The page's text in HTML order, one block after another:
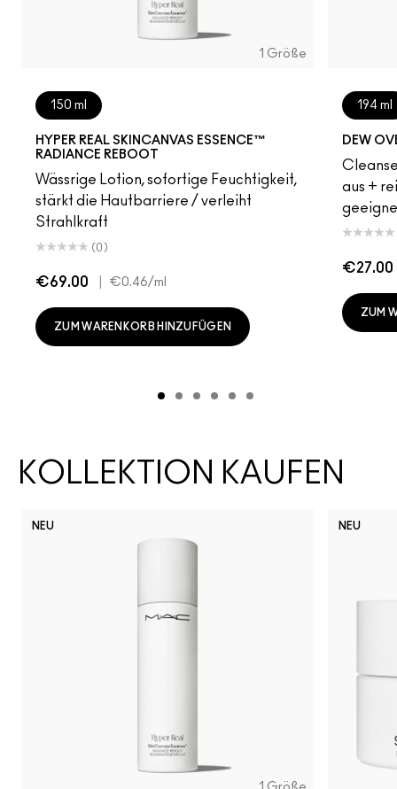
1 Größe
150 ml
HYPER REAL SKINCANVAS ESSENCE™
RADIANCE REBOOT
Wässrige Lotion, sofortige Feuchtigkeit,
stärkt die Hautbarriere / verleiht
Strahlkraft
(0)
€69.00 €0.46/ml
ZUM WARENKORB HINZUFÜGEN
194 ml
DEW
aus +
€27.00
ZUM
KOLLEKTION KAUFEN
NEU NEU